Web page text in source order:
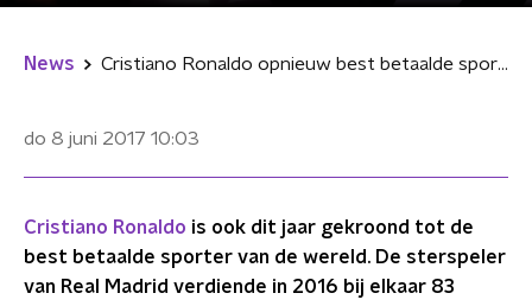
News Cristiano Ronaldo opnieuw best betaalde sporter van de wereld
do 8 juni 2017 10:03
Cristiano Ronaldo is ook dit jaar gekroond tot de
best betaalde sporter van de wereld. De sterspeler
van Real Madrid verdiende in 2016 bij elkaar 83